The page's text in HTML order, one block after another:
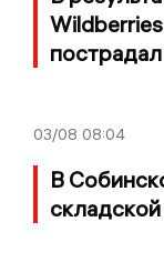
03/08 08:04
В